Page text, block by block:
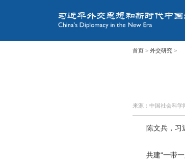
首页> 外交研究>
来源：中国社会科
陈文兵， 习
共建“一带